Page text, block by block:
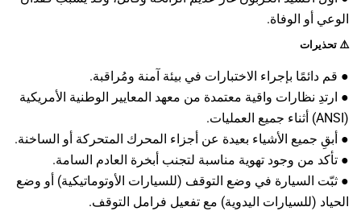
الوعي أو الوفاة.
⚠️ تحذيرات
● قم دائمًا بإجراء الاختبارات في بيئة آمنة ومُراقبة.
● ارتدِ نظارات واقية معتمدة من معهد المعايير الوطنية الأمريكية
(ANSI) أثناء جميع العمليات.
● أبقِ جميع الأشياء بعيدة عن أجزاء المحرك المتحركة أو الساخنة.
● تأكد من وجود تهوية مناسبة لتجنب أبخرة العادم السامة.
● ثبّت السيارة في وضع التوقف (للسيارات الأوتوماتيكية) أو وضع
الحياد (للسيارات اليدوية) مع تفعيل فرامل التوقف.